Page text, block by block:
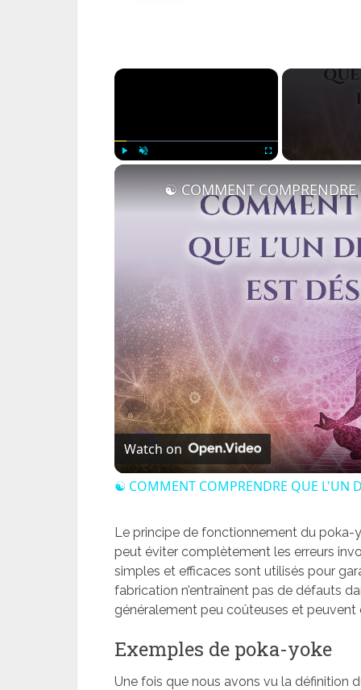
×
Watch on
☯ COMMENT COMPRENDRE QUE L'UN
Le principe de fonctionnement du poka-
peut éviter complètement les erreurs
simples et efficaces sont utilisés pour
fabrication n’entraînent pas de défauts
généralement peu coûteuses et
Exemples de poka-yoke
Une fois que nous avons vu la définition